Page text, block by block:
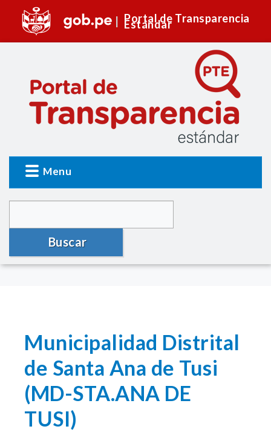
Portal de Transparencia
Estándar
Menu
Buscar
Municipalidad Distrital
de Santa Ana de Tusi
(MD-STA.ANA DE
TUSI)